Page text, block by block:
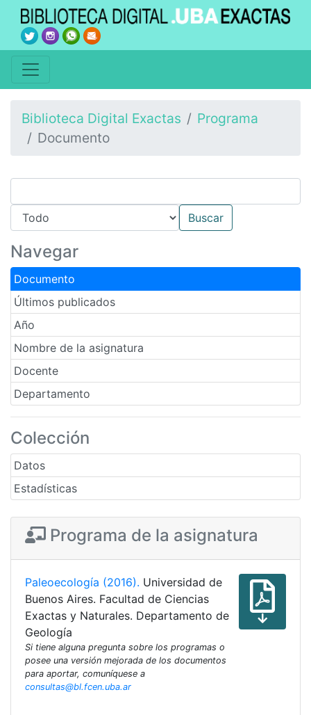
Biblioteca Digital Exactas
Programa
Documento
Navegar
Documento
Últimos publicados
Año
Nombre de la asignatura
Docente
Departamento
Colección
Datos
Estadísticas
Programa de la asignatura
Paleoecología (2016). Universidad de
Buenos Aires. Facultad de Ciencias
Exactas y Naturales. Departamento de
Geología
Si tiene alguna pregunta sobre los programas o
posee una versión mejorada de los documentos
para aportar, comuníquese a
consultas@bl.fcen.uba.ar